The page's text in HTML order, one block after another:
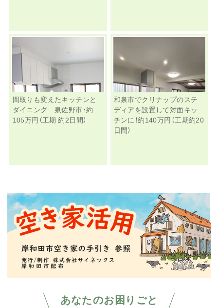
あなたのお困りごと
間取りも変えたキッチンと
ダイニング 泉佐野市・約
105万円（工期 約2日間）
和泉市でクリナップのステ
ディアを設置して対面キッ
チンに！約140万円（工期約20
日間）